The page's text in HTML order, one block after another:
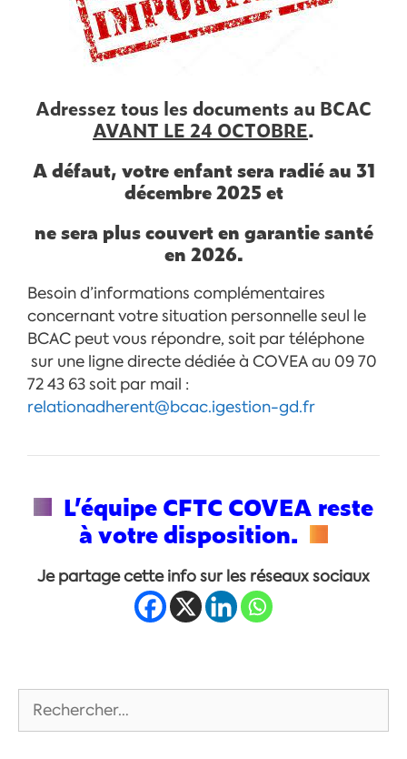
Adressez tous les documents au BCAC
AVANT LE 24 OCTOBRE.
A défaut, votre enfant sera radié au 31
décembre 2025 et
ne sera plus couvert en garantie santé
en 2026.
Besoin d’informations complémentaires
concernant votre situation personnelle seul le
BCAC peut vous répondre, soit par téléphone
sur une ligne directe dédiée à COVEA au 09 70
72 43 63 soit par mail :
relationadherent@bcac.igestion-gd.fr
L’équipe CFTC COVEA reste
à votre disposition.
Je partage cette info sur les réseaux sociaux